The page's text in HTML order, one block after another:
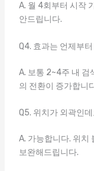
A. 월 4회부터 시작
안드립니다.
Q4. 효과는 언제부
A. 보통 2~4주 내 검
의 전환이 증가합니
Q5. 위치가 외곽인
A. 가능합니다. 위치
보완해드립니다.